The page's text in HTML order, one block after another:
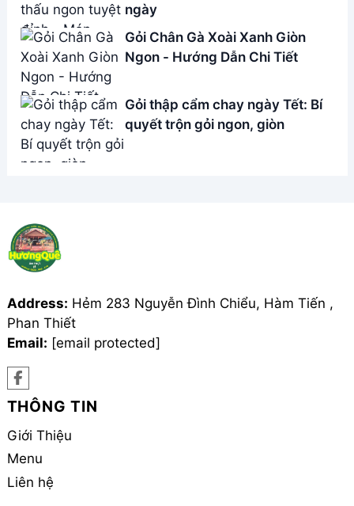
ngày
Gỏi Chân Gà Xoài Xanh Giòn
Ngon - Hướng Dẫn Chi Tiết
Gỏi thập cẩm chay ngày Tết: Bí
quyết trộn gỏi ngon, giòn
Address: Hẻm 283 Nguyễn Đình Chiểu, Hàm Tiến ,
Phan Thiết
Email: [email protected]
THÔNG TIN
Giới Thiệu
Menu
Liên hệ